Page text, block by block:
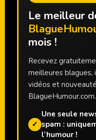
Le meilleur
mois !
Recevez
meilleures blagues,
vidéos et
BlagueHumour.com.
✓
Une seule
spam :
l’humour !